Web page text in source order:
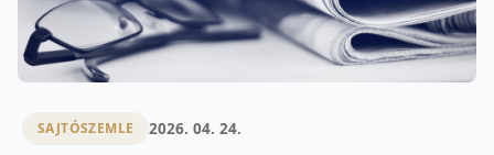
SAJTÓSZEMLE 2026. 04. 24.